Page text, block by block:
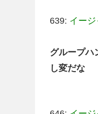
639: イー
グループハ
し変だな